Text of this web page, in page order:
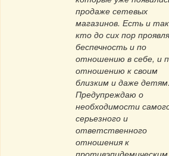
продаже сетевых
магазинов. Есть и
кто до сих пор
беспечность и по
отношению в себе, и
отношению к своим
близким и даже детям.
Предупреждаю о
необходимости
серьезного и
ответственного
отношения к